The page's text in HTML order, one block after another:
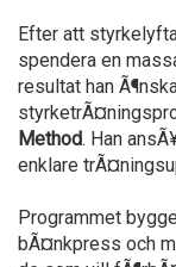
Efter att
spendera en
resultat han
Method. Han
enklare
Programmet
bÃ¤nkpress och